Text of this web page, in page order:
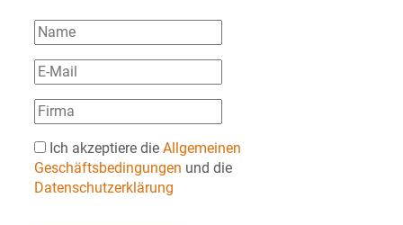
Ich akzeptiere die Allgemeinen
Geschäftsbedingungen und die
Datenschutzerklärung